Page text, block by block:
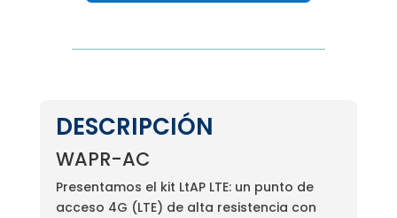
DESCRIPCIÓN
WAPR-AC
Presentamos el kit LtAP LTE: un punto de
acceso 4G (LTE) de alta resistencia con